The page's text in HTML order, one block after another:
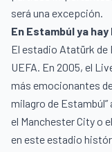
será una excepción.
En Estambúl ya
El estadio Atatürk de
UEFA. En 2005, el
más emocionantes
milagro de Estambúl”
el Manchester City o
en este estadio